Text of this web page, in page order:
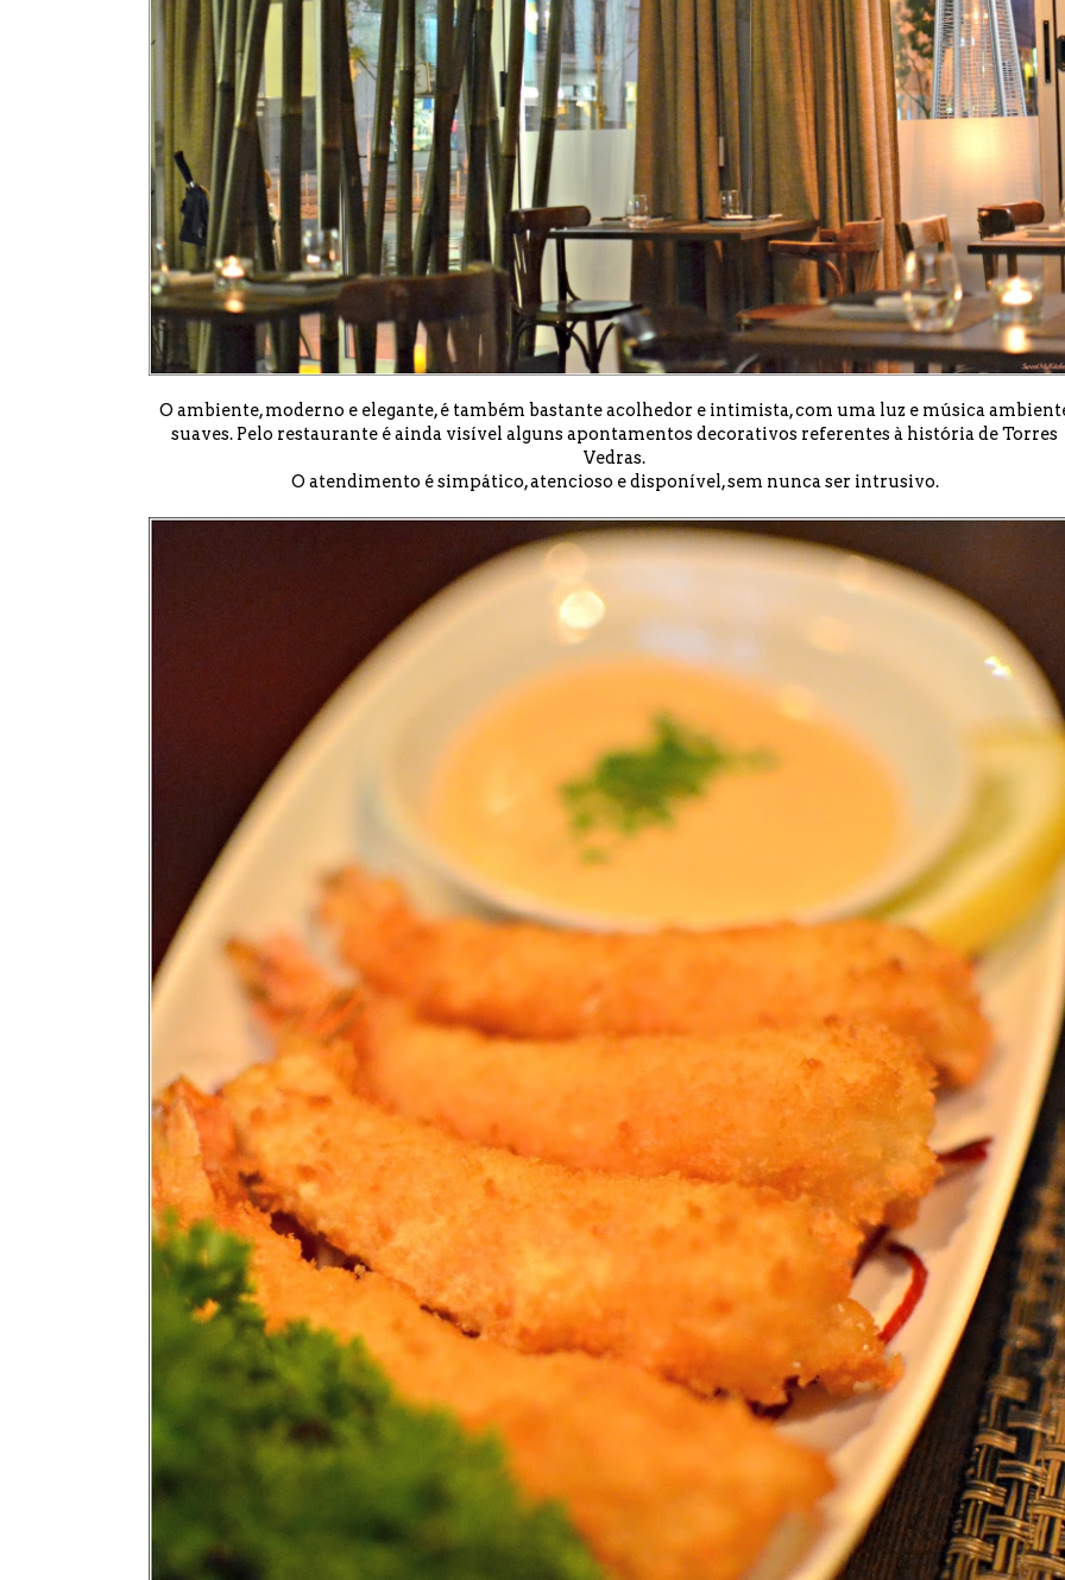
O ambiente, moderno e elegante, é também bastante acolhedor e intimista, com uma luz e música
suaves. Pelo restaurante é ainda visível alguns apontamentos decorativos referentes à história de Torres
Vedras.
O atendimento é simpático, atencioso e disponível, sem nunca ser intrusivo.